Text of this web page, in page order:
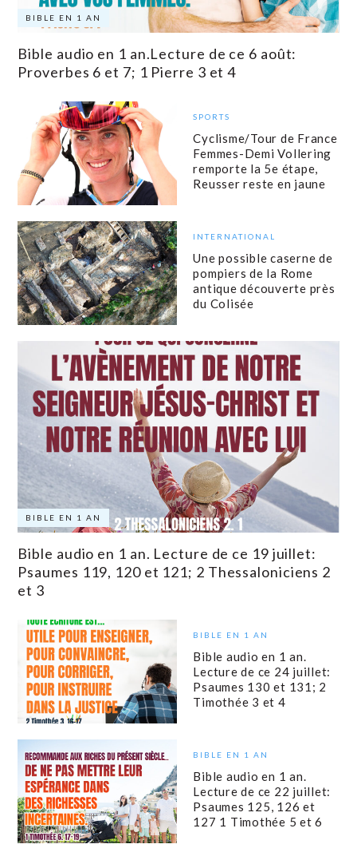
BIBLE EN 1 AN
Bible audio en 1 an.Lecture de ce 6 août:
Proverbes 6 et 7; 1 Pierre 3 et 4
SPORTS
Cyclisme/Tour de France
Femmes-Demi Vollering
remporte la 5e étape,
Reusser reste en jaune
INTERNATIONAL
Une possible caserne de
pompiers de la Rome
antique découverte près
du Colisée
BIBLE EN 1 AN
Bible audio en 1 an. Lecture de ce 19 juillet:
Psaumes 119, 120 et 121; 2 Thessaloniciens 2
et 3
BIBLE EN 1 AN
Bible audio en 1 an.
Lecture de ce 24 juillet:
Psaumes 130 et 131; 2
Timothée 3 et 4
BIBLE EN 1 AN
Bible audio en 1 an.
Lecture de ce 22 juillet:
Psaumes 125, 126 et
127 1 Timothée 5 et 6